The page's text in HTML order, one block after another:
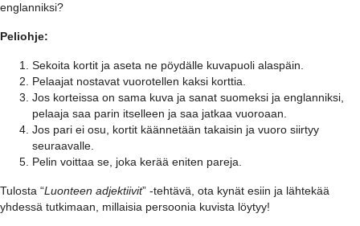
englanniksi?
Peliohje:
Sekoita kortit ja aseta ne pöydälle kuvapuoli alaspäin.
Pelaajat nostavat vuorotellen kaksi korttia.
Jos korteissa on sama kuva ja sanat suomeksi ja englanniksi,
pelaaja saa parin itselleen ja saa jatkaa vuoroaan.
Jos pari ei osu, kortit käännetään takaisin ja vuoro siirtyy
seuraavalle.
Pelin voittaa se, joka kerää eniten pareja.
Tulosta “Luonteen adjektiivit” -tehtävä, ota kynät esiin ja lähtekää
yhdessä tutkimaan, millaisia persoonia kuvista löytyy!